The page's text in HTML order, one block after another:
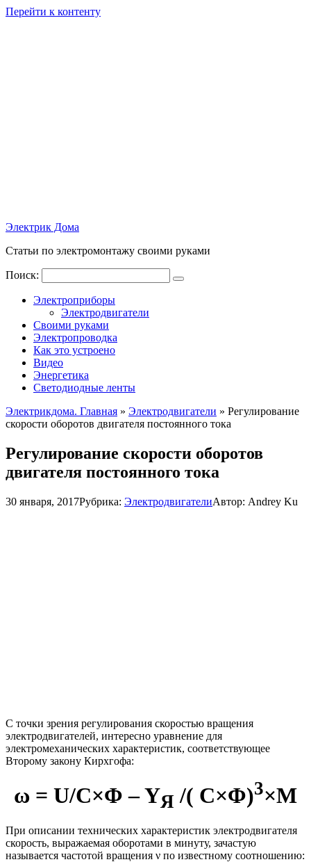
Перейти к контенту
Электрик Дома
Статьи по электромонтажу своими руками
Поиск:
Электроприборы
Электродвигатели
Своими руками
Электропроводка
Как это устроено
Видео
Энергетика
Светодиодные ленты
Электрикдома. Главная » Электродвигатели » Регулирование
скорости оборотов двигателя постоянного тока
Регулирование скорости оборотов
двигателя постоянного тока
30 января, 2017Рубрика: ЭлектродвигателиАвтор: Andrey Ku
С точки зрения регулирования скоростью вращения
электродвигателей, интересно уравнение для
электромеханических характеристик, соответствующее
Второму закону Кирхгофа:
ω = U/C×Φ – ΥЯ /( C×Φ)3×M
При описании технических характеристик электродвигателя
скорость, выражаемая оборотами в минуту, зачастую
называется частотой вращения ν по известному соотношению: